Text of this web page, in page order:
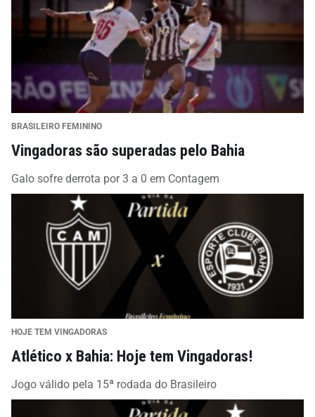
BRASILEIRO FEMININO
Vingadoras são superadas pelo Bahia
Galo sofre derrota por 3 a 0 em Contagem
HOJE TEM VINGADORAS
Atlético x Bahia: Hoje tem Vingadoras!
Jogo válido pela 15ª rodada do Brasileiro